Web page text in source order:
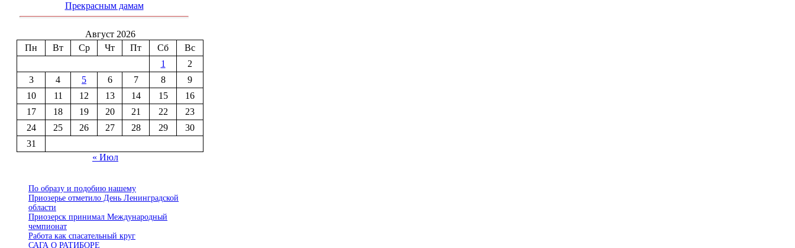
Прекрасным дамам
Август 2026
Пн
Вт Ср Чт Пт Сб
Вс
1
2
3
4 5 6 7 8
9
10
11 12 13 14 15
16
17
18 19 20 21 22
23
24
25 26 27 28 29
30
31
« Июл
По образу и подобию нашему
Приозерье отметило День Ленинградской
области
Приозерск принимал Международный
чемпионат
Работа как спасательный круг
САГА О РАТИБОРЕ